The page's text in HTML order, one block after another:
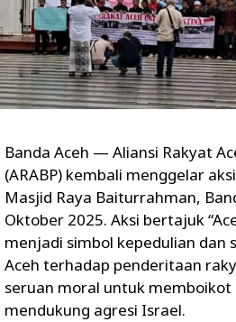
Banda Aceh — Aliansi Rakyat
(ARABP) kembali menggelar
Masjid Raya Baiturrahman,
Oktober 2025. Aksi bertajuk
menjadi simbol kepedulian dan
Aceh terhadap penderitaan
seruan moral untuk memboikot
mendukung agresi Israel.